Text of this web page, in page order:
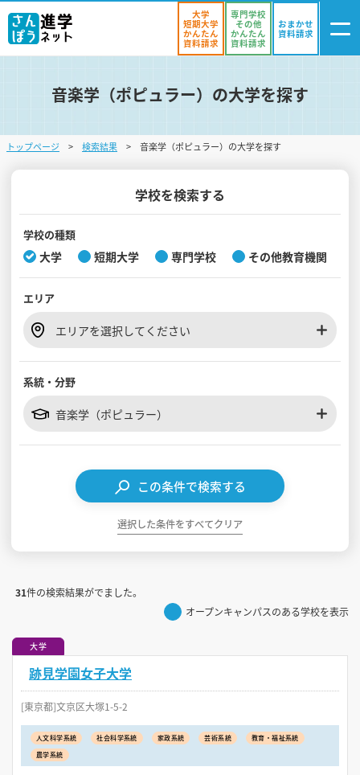
ログイン
気になる
学校を探す
オープンキャンパスを探す
入試・受験入門
見学会WEB手引書
大学
短期大学
かんたん
資料請求
専門学校
その他
かんたん
資料請求
おまかせ
資料請求
音楽学（ポピュラー）の大学を探す
トップページ 検索結果 音楽学（ポピュラー）の大学を探す
学校を検索する
学校の種類
大学 短期大学 専門学校 その他教育機関
エリア
エリアを選択してください
系統・分野
音楽学（ポピュラー）
この条件で検索する
選択した条件をすべてクリア
31件の検索結果がでました。
オープンキャンパスのある学校を表示
大学
跡見学園女子大学
[東京都]文京区大塚1-5-2
人文科学系統 社会科学系統 家政系統 芸術系統
教育・福祉系統
農学系統